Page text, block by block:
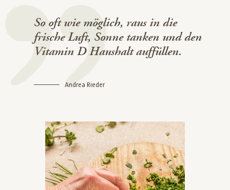
So oft wie möglich, raus in die
frische Luft, Sonne tanken und den
Vitamin D Haushalt auffüllen.
Andrea Rieder